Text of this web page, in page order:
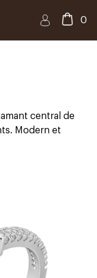
0
central de
Modern et